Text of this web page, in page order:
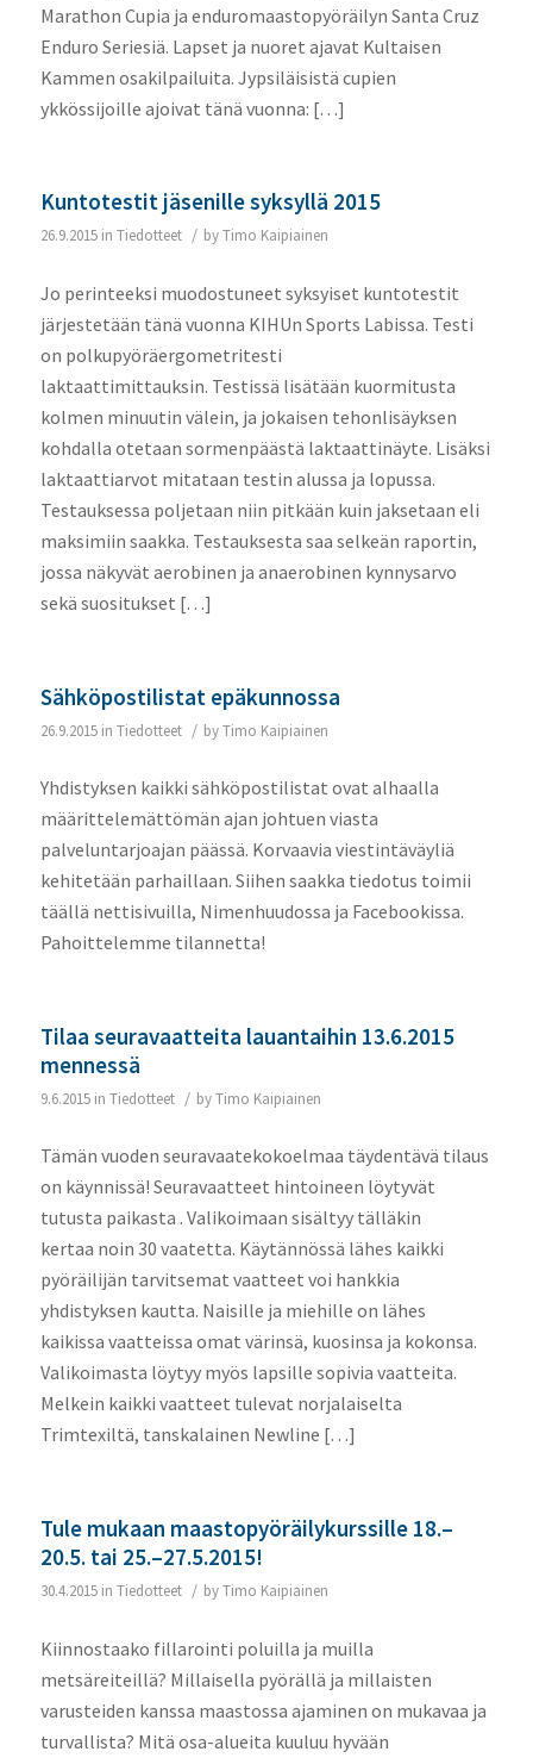
Marathon Cupia ja enduromaastopyöräilyn Santa Cruz
Enduro Seriesiä. Lapset ja nuoret ajavat Kultaisen
Kammen osakilpailuita. Jypsiläisistä cupien
ykkössijoille ajoivat tänä vuonna: […]
Kuntotestit jäsenille syksyllä 2015
26.9.2015 in Tiedotteet / byTimo Kaipiainen
Jo perinteeksi muodostuneet syksyiset kuntotestit
järjestetään tänä vuonna KIHUn Sports Labissa. Testi
on polkupyöräergometritesti
laktaattimittauksin. Testissä lisätään kuormitusta
kolmen minuutin välein, ja jokaisen tehonlisäyksen
kohdalla otetaan sormenpäästä laktaattinäyte. Lisäksi
laktaattiarvot mitataan testin alussa ja lopussa.
Testauksessa poljetaan niin pitkään kuin jaksetaan eli
maksimiin saakka. Testauksesta saa selkeän raportin,
jossa näkyvät aerobinen ja anaerobinen kynnysarvo
sekä suositukset […]
Sähköpostilistat epäkunnossa
26.9.2015 in Tiedotteet / byTimo Kaipiainen
Yhdistyksen kaikki sähköpostilistat ovat alhaalla
määrittelemättömän ajan johtuen viasta
palveluntarjoajan päässä. Korvaavia viestintäväyliä
kehitetään parhaillaan. Siihen saakka tiedotus toimii
täällä nettisivuilla, Nimenhuudossa ja Facebookissa.
Pahoittelemme tilannetta!
Tilaa seuravaatteita lauantaihin 13.6.2015
mennessä
9.6.2015 in Tiedotteet / byTimo Kaipiainen
Tämän vuoden seuravaatekokoelmaa täydentävä tilaus
on käynnissä! Seuravaatteet hintoineen löytyvät
tutusta paikasta . Valikoimaan sisältyy tälläkin
kertaa noin 30 vaatetta. Käytännössä lähes kaikki
pyöräilijän tarvitsemat vaatteet voi hankkia
yhdistyksen kautta. Naisille ja miehille on lähes
kaikissa vaatteissa omat värinsä, kuosinsa ja kokonsa.
Valikoimasta löytyy myös lapsille sopivia vaatteita.
Melkein kaikki vaatteet tulevat norjalaiselta
Trimtexiltä, tanskalainen Newline […]
Tule mukaan maastopyöräilykurssille 18.–
20.5. tai 25.–27.5.2015!
30.4.2015 in Tiedotteet / byTimo Kaipiainen
Kiinnostaako fillarointi poluilla ja muilla
metsäreiteillä? Millaisella pyörällä ja millaisten
varusteiden kanssa maastossa ajaminen on mukavaa ja
turvallista? Mitä osa-alueita kuuluu hyvään